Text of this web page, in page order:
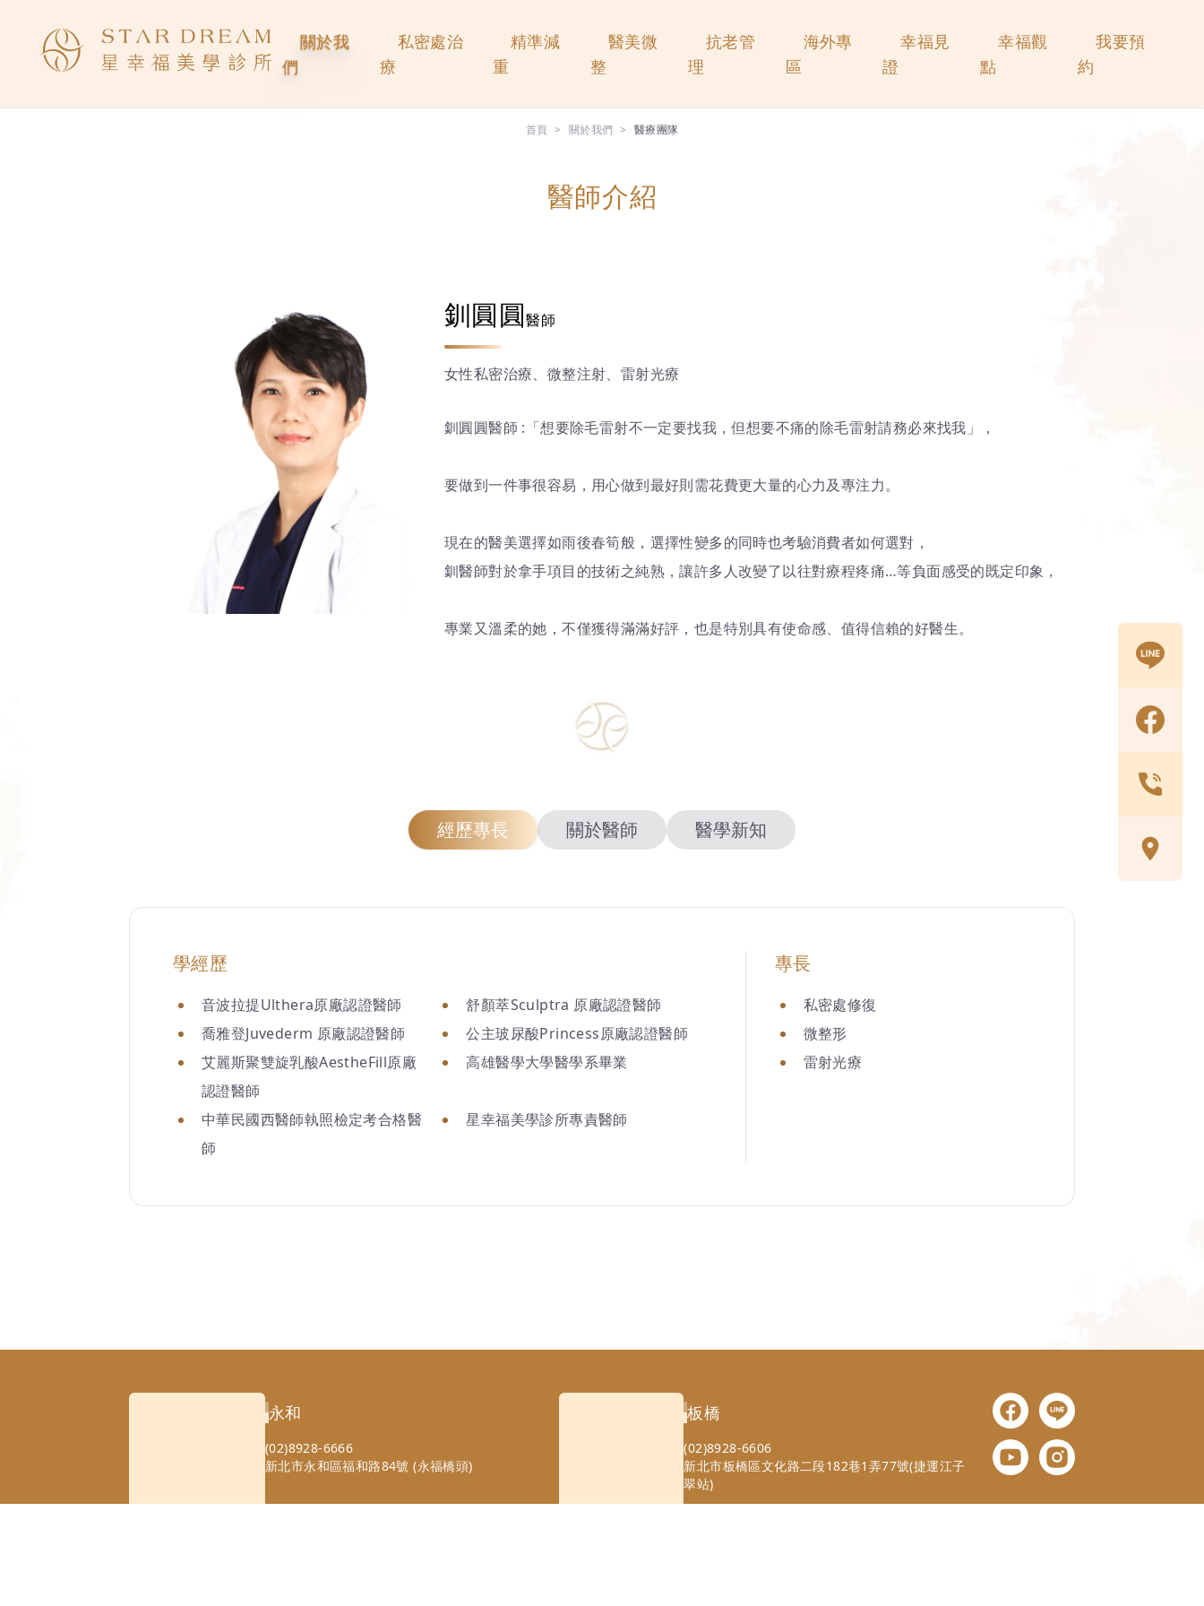
關於我
們
私密處治
療
精準減
重
醫美微
整
抗老管
理
海外專
區
幸福見
證
幸福觀
點
我要預
約
首頁 關於我們 醫療團隊
醫師介紹
釧圓圓醫師
女性私密治療、微整注射、雷射光療
釧圓圓醫師 :「想要除毛雷射不一定要找我，但想要不痛的除毛雷射請務必來找我」，
要做到一件事很容易，用心做到最好則需花費更大量的心力及專注力。
現在的醫美選擇如雨後春筍般，選擇性變多的同時也考驗消費者如何選對，
釧醫師對於拿手項目的技術之純熟，讓許多人改變了以往對療程疼痛…等負面感受的既定印象，
專業又溫柔的她，不僅獲得滿滿好評，也是特別具有使命感、值得信賴的好醫生。
經歷專長 關於醫師 醫學新知
學經歷
音波拉提Ulthera原廠認證醫師
舒顏萃Sculptra 原廠認證醫師
喬雅登Juvederm 原廠認證醫師
公主玻尿酸Princess原廠認證醫師
艾麗斯聚雙旋乳酸AestheFill原廠
認證醫師
高雄醫學大學醫學系畢業
中華民國西醫師執照檢定考合格醫
師
星幸福美學診所專責醫師
專長
私密處修復
微整形
雷射光療
永和
(02)8928-6666
新北市永和區福和路84號 (永福橋頭)
板橋
(02)8928-6606
新北市板橋區文化路二段182巷1弄77號(捷運江子
翠站)